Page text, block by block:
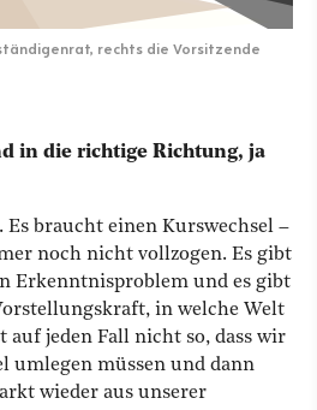
rechts die Vorsitzende
in die richtige Richtung, ja
braucht einen Kurswechsel –
noch nicht vollzogen. Es gibt
Erkenntnisproblem und es gibt
in welche Welt
jeden Fall nicht so, dass wir
umlegen müssen und dann
wieder aus unserer